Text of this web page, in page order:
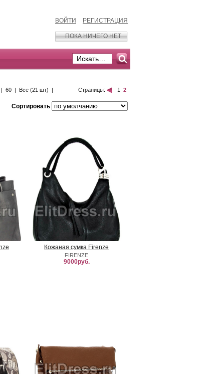
ВОЙТИ РЕГИСТРАЦИЯ
ПОКА НИЧЕГО НЕТ
Страницы: 1 2
| 60 | Все (21 шт) |
Сортировать
Кожаная сумка Firenze
FIRENZE
9000руб.